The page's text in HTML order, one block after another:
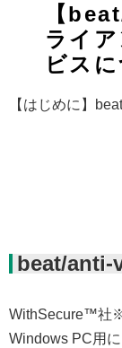
【
ライ
ビス
【はじめに】
beat/anti-
WithSecure™社
Windows PC用